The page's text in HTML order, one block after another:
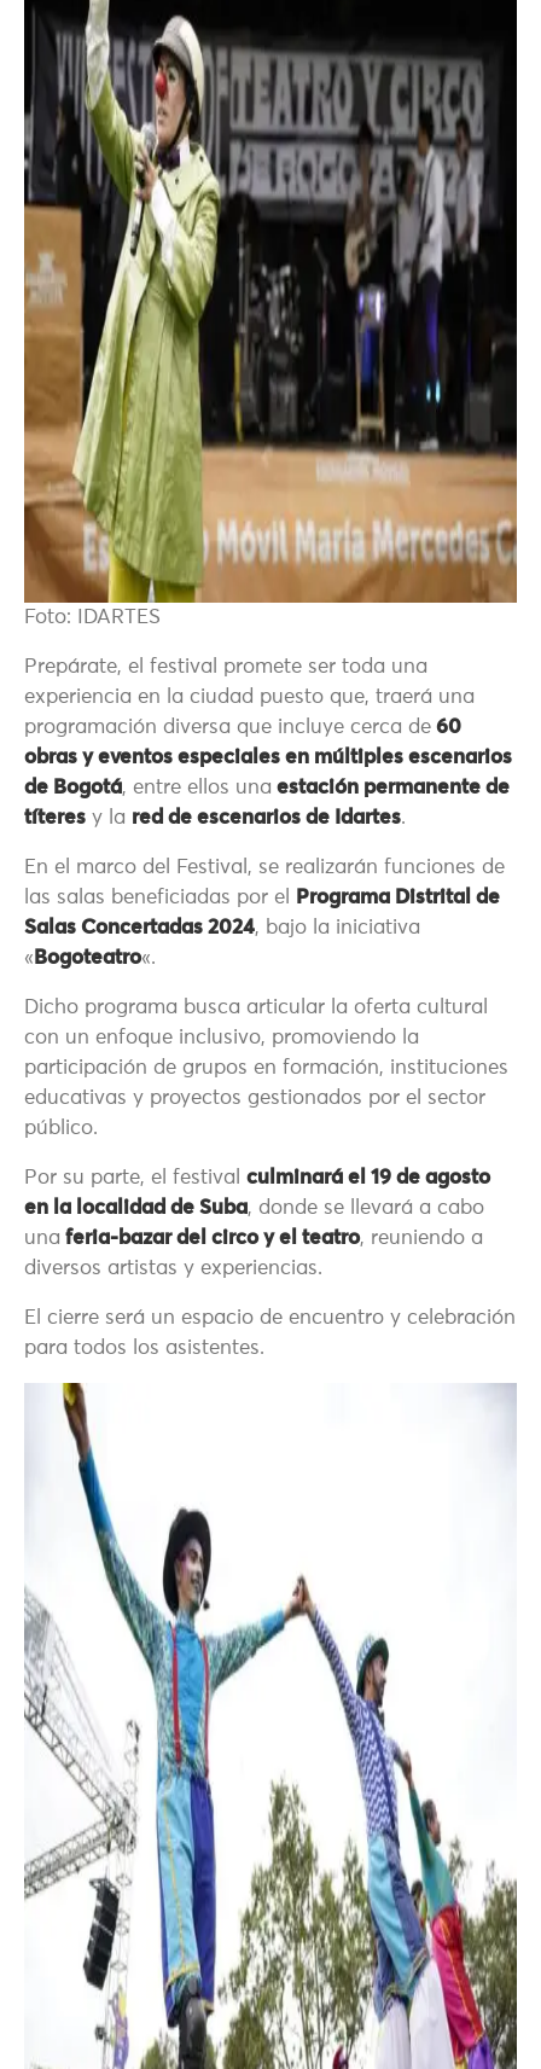
Foto: IDARTES
Prepárate, el festival promete ser toda una
experiencia en la ciudad puesto que, traerá una
programación diversa que incluye cerca de 60
obras y eventos especiales en múltiples escenarios
de Bogotá, entre ellos una estación permanente de
títeres y la red de escenarios de Idartes.
En el marco del Festival, se realizarán funciones de
las salas beneficiadas por el
Programa Distrital de
Salas Concertadas 2024, bajo la iniciativa
« Bogoteatro«.
Dicho programa busca articular la oferta cultural
con un enfoque inclusivo, promoviendo la
participación de grupos en formación, instituciones
educativas y proyectos gestionados por el sector
público.
Por su parte, el festival culminará el 19 de agosto
en la localidad de Suba, donde se llevará a cabo
una feria-bazar del circo y el teatro, reuniendo a
diversos artistas y experiencias.
El cierre será un espacio de encuentro y celebración
para todos los asistentes.